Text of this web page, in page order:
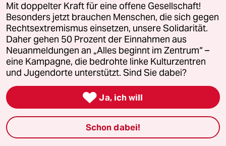
EM Eric Manneschmidt
15.01.2023,00:00 Uhr
@Ulrich Haussmann:
Etwas merkwürdiges
Demokratieverständnis, oder? Die
maximal nicht-repräsentative
Mal abgesehen davon, dass
Verfassungsfeinde wie die AfD mit
4,9% immer noch ganz kräftig von
der Parteienfinanzierung profitieren
würden, was ich ihnen ausdrücklich
Mit doppelter Kraft für eine offene Gesellschaft!
Besonders jetzt brauchen Menschen, die sich gegen
Rechtsextremismus einsetzen, unsere Solidarität.
Daher gehen 50 Prozent der Einnahmen aus
Neuanmeldungen an „Alles beginnt im Zentrum“ –
eine Kampagne, die bedrohte linke Kulturzentren
und Jugendorte unterstützt. Sind Sie dabei?
 Ja, ich will
Schon dabei!